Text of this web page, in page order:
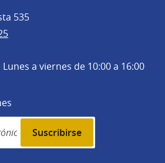
535
Lunes a viernes de 10:00 a 16:00